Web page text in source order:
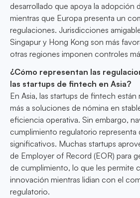
desarrollado que apoya la adopción
mientras que Europa presenta un
regulaciones. Jurisdicciones
Singapur y Hong Kong son más
otras regiones imponen controles
¿Cómo representan las
las startups de fintech en Asia?
En Asia, las startups de fintech
más a soluciones de nómina en
eficiencia operativa. Sin embargo,
cumplimiento regulatorio representa
significativos. Muchas startups
de Employer of Record (EOR) para
de cumplimiento, lo que les permite
innovación mientras lidian con el
regulatorio.